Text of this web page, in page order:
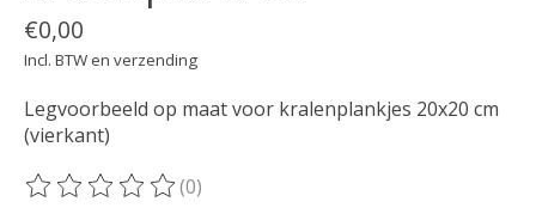
€0,00
Incl. BTW en verzending
Legvoorbeeld op maat voor kralenplankjes 20x20 cm
(vierkant)
De beoordeling van dit product is
(0)